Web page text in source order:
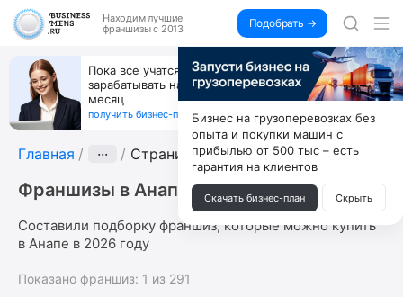
Находим лучшие
франшизы с 2013
Подобрать →
Пока все учатся пользоваться ИИ, вы можете
зарабатывать на их обучении по 500 тыс. каждый
месяц
получить бизнес-план ↓
Главная ··· Страница 11
Франшизы в Анапе
Составили подборку франшиз, которые можно купить
в Анапе в 2026 году
Показано франшиз: 1 из 291
Бизнес на грузоперевозках без
опыта и покупки машин с
прибылью от 500 тыс – есть
гарантия на клиентов
Скачать бизнес-план Скрыть